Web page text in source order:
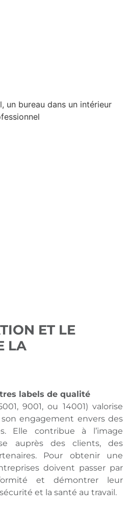
ET LE
LA
labels de qualité
9001, ou 14001) valorise
engagement envers des
Elle contribue à l’image
auprès des clients, des
Pour obtenir une
doivent passer par
et démontrer leur
et la santé au travail.